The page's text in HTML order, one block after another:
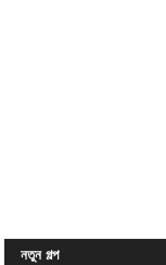
নতুন গল্প